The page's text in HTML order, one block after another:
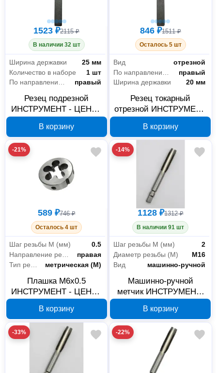
1523 ₽2115 ₽
В наличии 32 шт
Ширина державки
25 мм
Количество в наборе
1 шт
По направлению подачи
правый
Резец подрезной
ИНСТРУМЕНТ - ЦЕНТР
В корзину
846 ₽1511 ₽
Осталось 5 шт
Вид
отрезной
правый
Ширина державки
20 мм
Резец токарный
отрезной ИНСТРУМЕНТ
мм Т5К10
В корзину
-21%
589 ₽746 ₽
Осталось 4 шт
Шаг резьбы М (мм)
0.5
Направление резьбы
правая
метрическая (М)
Плашка М6x0.5
ИНСТРУМЕНТ - ЦЕНТР
В корзину
-14%
1128 ₽1312 ₽
В наличии 91 шт
Шаг резьбы М (мм)
2
Диаметр резьбы (М)
М16
Вид
машинно-ручной
Машинно-ручной
метчик ИНСТРУМЕНТ-
М7740
В корзину
-33% -22%